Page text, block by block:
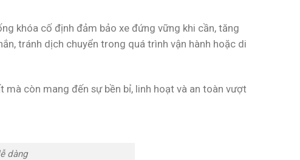
khóa cố định đảm bảo xe đứng vững khi cần, tăng
tránh dịch chuyển trong quá trình vận hành hoặc di
còn mang đến sự bền bỉ, linh hoạt và an toàn vượt
dàng